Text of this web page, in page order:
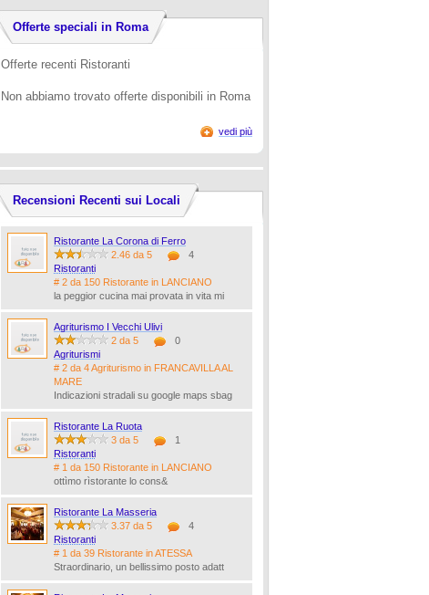
Offerte speciali in Roma
Offerte recenti Ristoranti
Non abbiamo trovato offerte disponibili in Roma
vedi più
Recensioni Recenti sui Locali
Ristorante La Corona di Ferro
2.46 da 5
4
Ristoranti
# 2 da 150 Ristorante in LANCIANO
la peggior cucina mai provata in vita mi
Agriturismo I Vecchi Ulivi
2 da 5
0
Agriturismi
# 2 da 4 Agriturismo in FRANCAVILLA AL
MARE
Indicazioni stradali su google maps sbag
Ristorante La Ruota
3 da 5
1
Ristoranti
# 1 da 150 Ristorante in LANCIANO
ottìmo rìstorante lo cons&
Ristorante La Masseria
3.37 da 5
4
Ristoranti
# 1 da 39 Ristorante in ATESSA
Straordinario, un bellissimo posto adatt